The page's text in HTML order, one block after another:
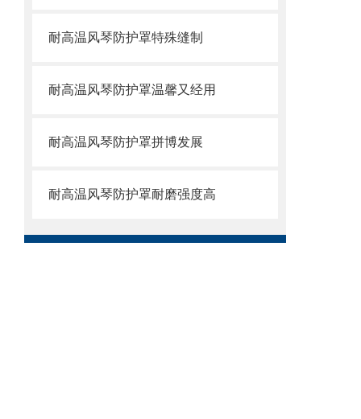
耐高温风琴防护罩特殊缝制
耐高温风琴防护罩温馨又经用
耐高温风琴防护罩拼博发展
耐高温风琴防护罩耐磨强度高